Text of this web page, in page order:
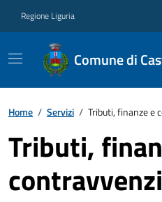
Regione Liguria
Comune di
Home / Servizi / Tributi, finanze e
Tributi,